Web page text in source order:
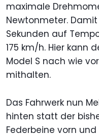
maximale
Newtonmeter.
Sekunden auf
175 km/h. Hier kann
Model S nach wie
mithalten.
Das Fahrwerk nun
hinten statt der
Federbeine vorn